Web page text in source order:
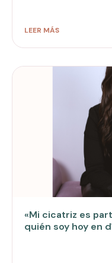
LEER MÁS
«Mi cicatriz es
quién soy hoy en